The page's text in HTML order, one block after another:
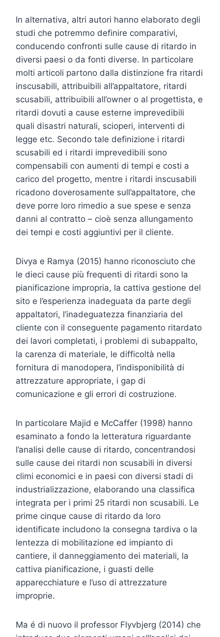
In alternativa, altri autori hanno elaborato degli
studi che potremmo definire comparativi,
conducendo confronti sulle cause di ritardo in
diversi paesi o da fonti diverse. In particolare
molti articoli partono dalla distinzione fra ritardi
inscusabili, attribuibili all’appaltatore, ritardi
scusabili, attribuibili all’owner o al progettista, e
ritardi dovuti a cause esterne imprevedibili
quali disastri naturali, scioperi, interventi di
legge etc. Secondo tale definizione i ritardi
scusabili ed i ritardi imprevedibili sono
compensabili con aumenti di tempi e costi a
carico del progetto, mentre i ritardi inscusabili
ricadono doverosamente sull’appaltatore, che
deve porre loro rimedio a sue spese e senza
danni al contratto – cioè senza allungamento
dei tempi e costi aggiuntivi per il cliente.
Divya e Ramya (2015) hanno riconosciuto che
le dieci cause più frequenti di ritardi sono la
pianificazione impropria, la cattiva gestione del
sito e l’esperienza inadeguata da parte degli
appaltatori, l’inadeguatezza finanziaria del
cliente con il conseguente pagamento ritardato
dei lavori completati, i problemi di subappalto,
la carenza di materiale, le difficoltà nella
fornitura di manodopera, l’indisponibilità di
attrezzature appropriate, i gap di
comunicazione e gli errori di costruzione.
In particolare Majid e McCaffer (1998) hanno
esaminato a fondo la letteratura riguardante
l’analisi delle cause di ritardo, concentrandosi
sulle cause dei ritardi non scusabili in diversi
climi economici e in paesi con diversi stadi di
industrializzazione, elaborando una classifica
integrata per i primi 25 ritardi non scusabili. Le
prime cinque cause di ritardo da loro
identificate includono la consegna tardiva o la
lentezza di mobilitazione ed impianto di
cantiere, il danneggiamento dei materiali, la
cattiva pianificazione, i guasti delle
apparecchiature e l’uso di attrezzature
improprie.
Ma é di nuovo il professor Flyvbjerg (2014) che